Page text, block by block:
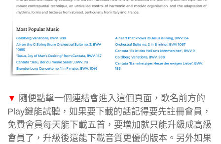
▼ 隨便點擊一個連結會進入這個頁面，歌名前方的
Play鍵能試聽，如果要下載的話記得要先註冊會員，
免費會員每天能下載五首，要增加就只能升級成高級
會員了，升級後還能下載音質更優的版本。另外如果